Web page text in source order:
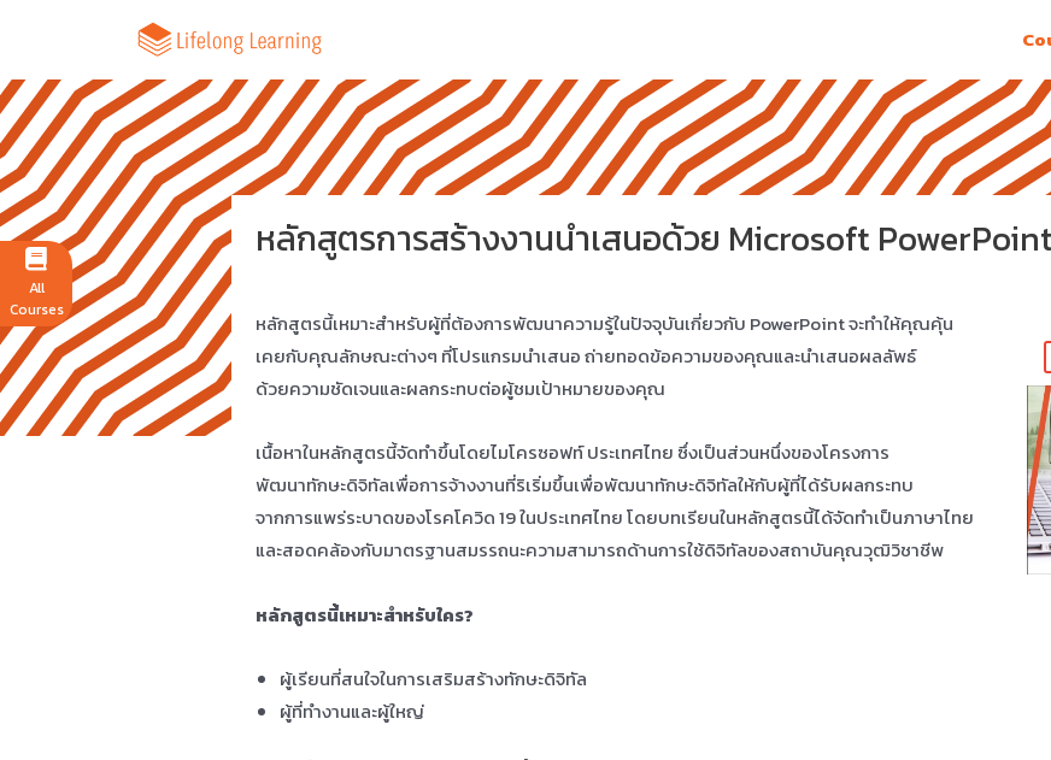
หลักสูตรการสร้างงานนำเสนอด้วย Microsoft
หลักสูตรนี้เหมาะสำหรับผู้ที่ต้องการพัฒนาความรู้ในปัจจุบันเกี่ยวกับ PowerPoint จะทำให้คุณคุ้น
เคยกับคุณลักษณะต่างๆ ที่โปรแกรมนำเสนอ ถ่ายทอดข้อความของคุณและนำเสนอผลลัพธ์
ด้วยความชัดเจนและผลกระทบต่อผู้ชมเป้าหมายของคุณ
เนื้อหาในหลักสูตรนี้จัดทำขึ้นโดยไมโครซอฟท์ ประเทศไทย ซึ่งเป็นส่วนหนึ่งของโครงการ
พัฒนาทักษะดิจิทัลเพื่อการจ้างงานที่ริเริ่มขึ้นเพื่อพัฒนาทักษะดิจิทัลให้กับผู้ที่ได้รับผลกระทบ
จากการแพร่ระบาดของโรคโควิด 19 ในประเทศไทย โดยบทเรียนในหลักสูตรนี้ได้จัดทำเป็นภาษาไทย
และสอดคล้องกับมาตรฐานสมรรถนะความสามารถด้านการใช้ดิจิทัลของสถาบันคุณวุฒิวิชาชีพ
หลักสูตรนี้เหมาะสำหรับใคร?
ผู้เรียนที่สนใจในการเสริมสร้างทักษะดิจิทัล
ผู้ที่ทำงานและผู้ใหญ่
All
Courses